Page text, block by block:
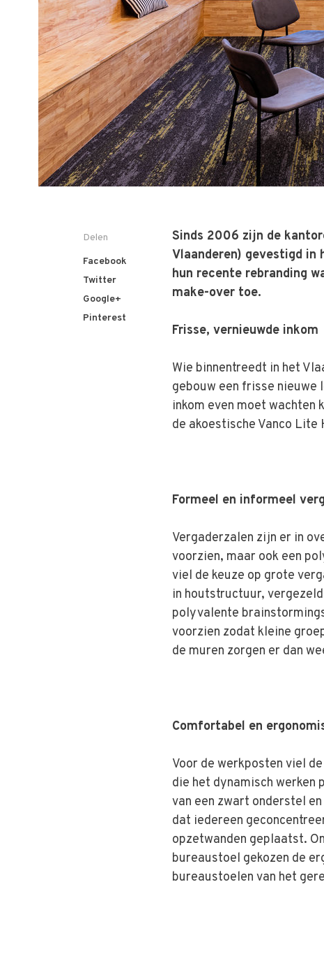
Delen
Facebook
Twitter
Google+
Pinterest
Sinds 2006 zijn de
Vlaanderen) gevestigd in
hun recente rebranding
make-over toe.
Frisse, vernieuwde inkom
Wie binnentreedt in het
gebouw een frisse nieuwe
inkom even moet wachten
de akoestische Vanco
Formeel en informeel
Vergaderzalen zijn er in
voorzien, maar ook een
viel de keuze op grote
in houtstructuur,
polyvalente
voorzien zodat kleine
de muren zorgen er dan
Comfortabel en
Voor de werkposten viel
die het dynamisch werken
van een zwart onderstel
dat iedereen
opzetwanden geplaatst.
bureaustoel gekozen de
bureaustoelen van het